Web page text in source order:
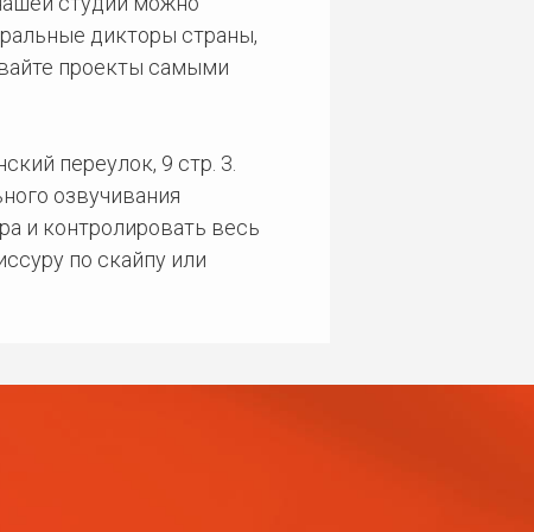
дикторы страны,
проекты самыми
переулок, 9 стр. 3.
озвучивания
и контролировать весь
по скайпу или